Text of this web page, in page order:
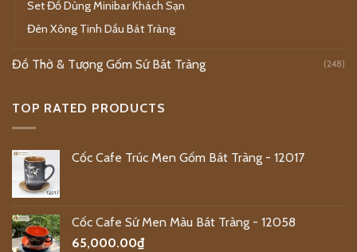
Set Đồ Dùng Minibar Khách Sạn
Đèn Xông Tinh Dầu Bát Tràng
Đồ Thờ & Tượng Gốm Sứ Bát Tràng (248)
TOP RATED PRODUCTS
Cốc Cafe Trúc Men Gốm Bát Tràng - 12017
Cốc Cafe Sứ Men Màu Bát Tràng - 12058
65,000.00₫